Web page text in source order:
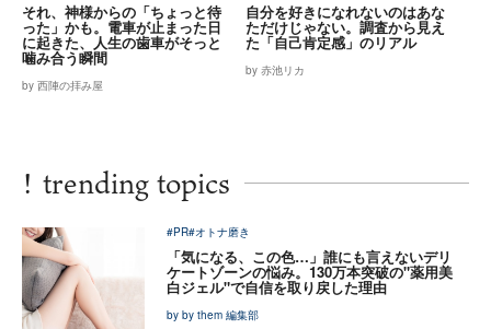
それ、神様からの「ちょっと待
った」かも。電車が止まった日
に起きた、人生の歯車がそっと
噛み合う瞬間
by 西陣の拝み屋
自分を好きになれないのはあな
ただけじゃない。調査から見え
た「自己肯定感」のリアル
by 赤池リカ
! trending topics
#PR#オトナ磨き
「気になる、この色…」誰にも言えないデリ
ケートゾーンの悩み。130万本突破の"薬用美
白ジェル"で自信を取り戻した理由
by by them 編集部